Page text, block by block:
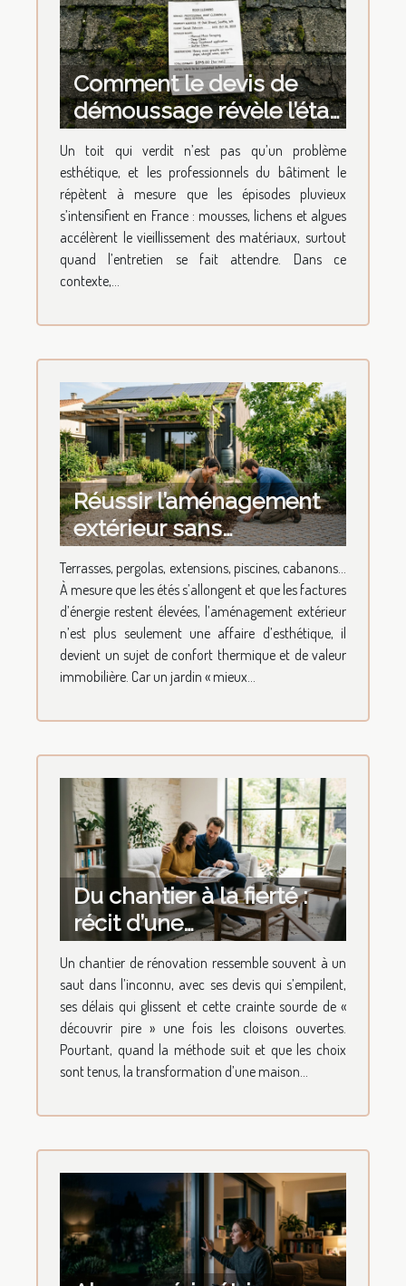
Comment le devis de
démoussage révèle l’état
de santé de votre bâti
Un toit qui verdit n’est pas qu’un problème
esthétique, et les professionnels du bâtiment le
répètent à mesure que les épisodes pluvieux
s’intensifient en France : mousses, lichens et algues
accélèrent le vieillissement des matériaux, surtout
quand l’entretien se fait attendre. Dans ce
contexte,...
Réussir l’aménagement
extérieur sans
compromettre la
performance
énergétique
Terrasses, pergolas, extensions, piscines, cabanons…
À mesure que les étés s’allongent et que les factures
d’énergie restent élevées, l’aménagement extérieur
n’est plus seulement une affaire d’esthétique, il
devient un sujet de confort thermique et de valeur
immobilière. Car un jardin « mieux...
Du chantier à la fierté :
récit d’une
transformation de
maison réussie
Un chantier de rénovation ressemble souvent à un
saut dans l’inconnu, avec ses devis qui s’empilent,
ses délais qui glissent et cette crainte sourde de «
découvrir pire » une fois les cloisons ouvertes.
Pourtant, quand la méthode suit et que les choix
sont tenus, la transformation d’une maison...